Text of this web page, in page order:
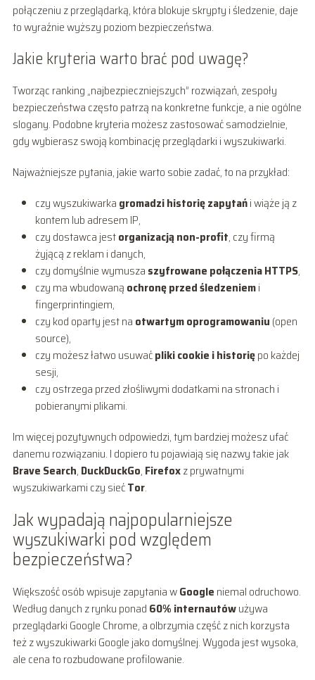
połączeniu z przeglądarką, która blokuje skrypty i śledzenie, daje
to wyraźnie wyższy poziom bezpieczeństwa.
Jakie kryteria warto brać pod uwagę?
Tworząc ranking „najbezpieczniejszych” rozwiązań, zespoły
bezpieczeństwa często patrzą na konkretne funkcje, a nie ogólne
slogany. Podobne kryteria możesz zastosować samodzielnie,
gdy wybierasz swoją kombinację przeglądarki i wyszukiwarki.
Najważniejsze pytania, jakie warto sobie zadać, to na przykład:
czy wyszukiwarka gromadzi historię zapytańi wiąże ją z
kontem lub adresem IP,
czy dostawca jestorganizacją non-profit, czy firmą
żyjącą z reklam i danych,
czy domyślnie wymusza szyfrowane połączenia HTTPS,
czy ma wbudowaną ochronę przed śledzeniemi
fingerprintingiem,
czy kod oparty jest na otwartym oprogramowaniu (open
source),
czy możesz łatwo usuwaćpliki cookie i historiępo każdej
sesji,
czy ostrzega przed złośliwymi dodatkami na stronach i
pobieranymi plikami.
Im więcej pozytywnych odpowiedzi, tym bardziej możesz ufać
danemu rozwiązaniu. I dopiero tu pojawiają się nazwy takie jak
Brave Search, DuckDuckGo, Firefoxz prywatnymi
wyszukiwarkami czy siećTor.
Jak wypadają najpopularniejsze
wyszukiwarki pod względem
bezpieczeństwa?
Większość osób wpisuje zapytania wGoogle niemal odruchowo.
Według danych z rynku ponad 60% internautówużywa
przeglądarki Google Chrome, a olbrzymia część z nich korzysta
też z wyszukiwarki Google jako domyślnej. Wygoda jest wysoka,
ale cena to rozbudowane profilowanie.